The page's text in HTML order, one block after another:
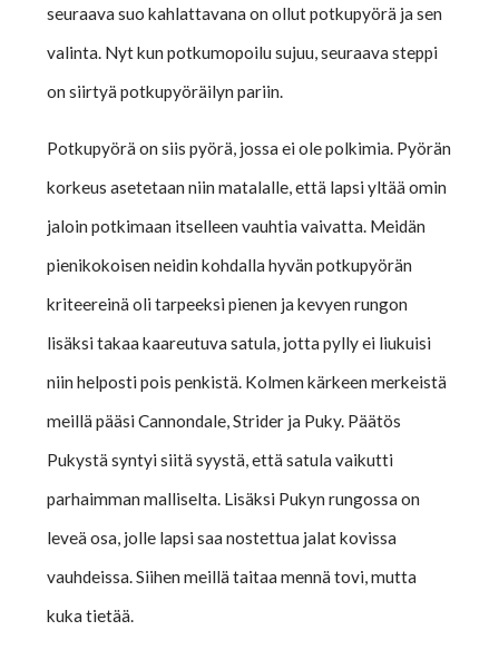
seuraava suo kahlattavana on ollut potkupyörä ja sen
valinta. Nyt kun potkumopoilu sujuu, seuraava steppi
on siirtyä potkupyöräilyn pariin.
Potkupyörä on siis pyörä, jossa ei ole polkimia. Pyörän
korkeus asetetaan niin matalalle, että lapsi yltää omin
jaloin potkimaan itselleen vauhtia vaivatta. Meidän
pienikokoisen neidin kohdalla hyvän potkupyörän
kriteereinä oli tarpeeksi pienen ja kevyen rungon
lisäksi takaa kaareutuva satula, jotta pylly ei liukuisi
niin helposti pois penkistä. Kolmen kärkeen merkeistä
meillä pääsi Cannondale, Strider ja Puky. Päätös
Pukystä syntyi siitä syystä, että satula vaikutti
parhaimman malliselta. Lisäksi Pukyn rungossa on
leveä osa, jolle lapsi saa nostettua jalat kovissa
vauhdeissa. Siihen meillä taitaa mennä tovi, mutta
kuka tietää.